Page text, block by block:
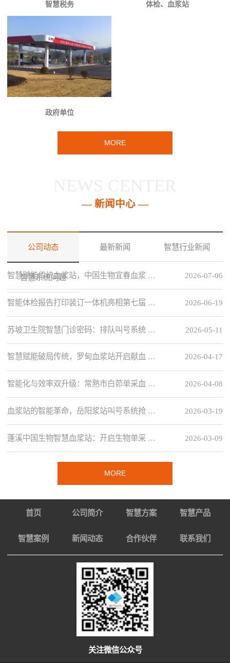
智慧税务 体检、血浆站
政府单位
MORE
— 新闻中心 —
公司动态 最新新闻 智慧行业新闻
智慧系统问题 2026-07-06
智慧赋能传统血浆站，中国生物宜春血浆 …
2026-06-19
智能体检报告打印装订一体机亮相第七届 …
2026-05-11
苏坡卫生院智慧门诊密码：排队叫号系统 …
2026-04-17
智慧赋能破局传统，罗甸血浆站开启献血 …
2026-04-08
智能化与效率双升级：常熟市白茆单采血 …
2026-03-19
血浆站的智能革命，岳阳浆站叫号系统抢 …
2026-03-09
蓬溪中国生物智慧血浆站：开启生物单采 …
MORE
首页 公司简介 智慧方案 智慧产品
智慧案例 新闻动态 合作伙伴 联系我们
关注微信公众号